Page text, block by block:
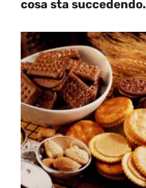
cosa sta succedendo.